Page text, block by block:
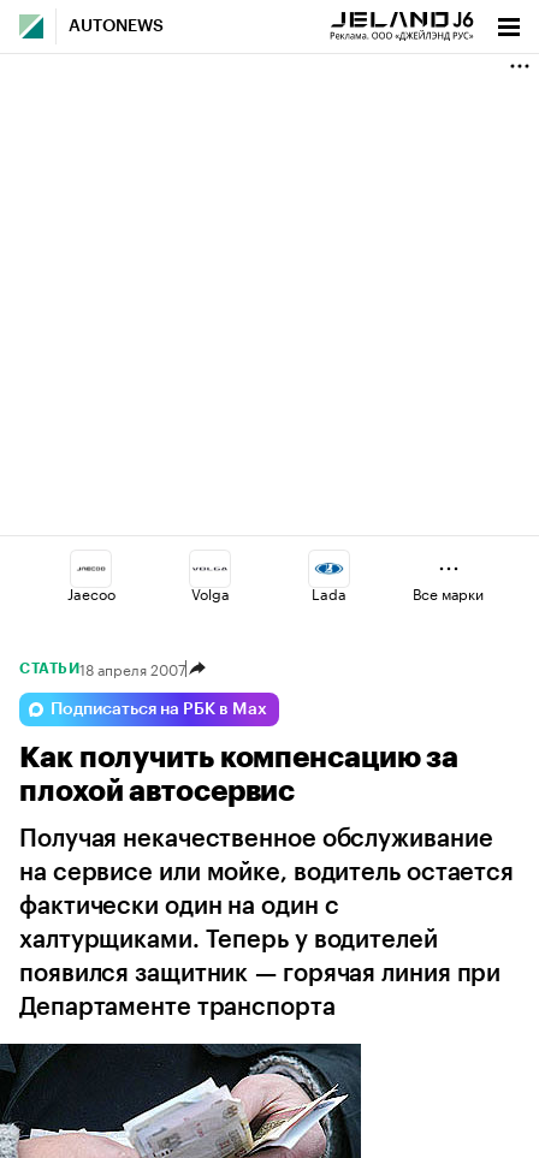
AUTONEWS
Jaecoo Volga Lada
Geely Voyah
Haval Changan Esteo
Все марки
СТАТЬИ18 апреля 2007
Подписаться на РБК в Max
Как получить компенсацию за
плохой автосервис
Получая некачественное обслуживание
на сервисе или мойке, водитель остается
фактически один на один с
халтурщиками. Теперь у водителей
появился защитник — горячая линия при
Департаменте транспорта